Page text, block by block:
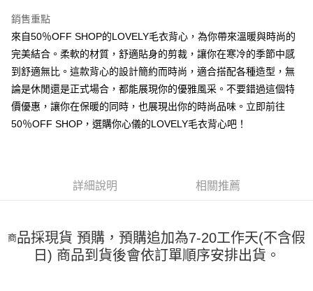
1.本服務由台灣大哥大提供，台灣大哥大用戶可立即使用無須另外申請。
2.付款方式選擇「大哥付你分期」，訂單成立後會自動跳轉到大哥付的交易
流程，驗證手機門號後，選擇欲分期的期數、繳款截止日，確認付款後即完
成交易。
3.實際核准額度、可分期數及費用金額請依後續交易確認頁面所載為準。
4.訂單成立30分鐘內，如未前往確認交易或遇審核未通過，訂單將自動取
法說明評估內容。
【繳款方式說明】
買賣價金債權讓與本公司後，依約使用本公司帳單繳交帳款。
2.基於同意付款使用「大哥付你分期」之契約關係目的，商店將以您的個人
資料（包含姓名、電話或地址）提供予台灣大哥大進項蒐集、處理及利用，
AFTEE先享後付
相關說明
【關於「AFTEE先享後付」】
AFTEE先享後付是「在收到商品之後才付款」的支付方式。 讓您購物簡單
便利好安心！
１．簡單：不需註冊會員、不需綁卡、不需儲值。
２．便利：只要手機號碼，簡訊認證，即可結帳。
２．訂單成立數日內，您將收到繳費通知簡訊。
３．收到繳費通知簡訊後14天內，點擊此簡訊中的連結，可透過四大超商／
購買商品的店家。未經商家同意取消之訂單仍視為有效，需透過AFTEE先享
後付繳納相關費用。
※ 交易是否成功請以「AFTEE先享後付 」之結帳頁面顯示為準，若有關於
運送方式
全家取貨付款
每筆NT$45，滿NT$499(含以上)免運費
付款 後7-11取貨
銷售重點
來自50％OFF SHOP的LOVELY毛衣背心，為你帶來溫暖與時尚的
完美結合。柔軟的材質，舒適貼身的剪裁，讓你在寒冷的季節中感
到舒適無比。這款背心的設計簡約而時尚，適合搭配各種造型，無
論是休閒還是正式場合，都能展現你的優雅風采。不要錯過這個特
價優惠，讓你在保暖的同時，也展現出你的時尚品味。立即前往
50％OFF SHOP，選購你心儀的LOVELY毛衣背心吧！
詳細說明 相關推薦
商品採現貨 預購，預購追加為7-20工作天(不含假
日) 商品到貨後會依訂單順序安排出貨。